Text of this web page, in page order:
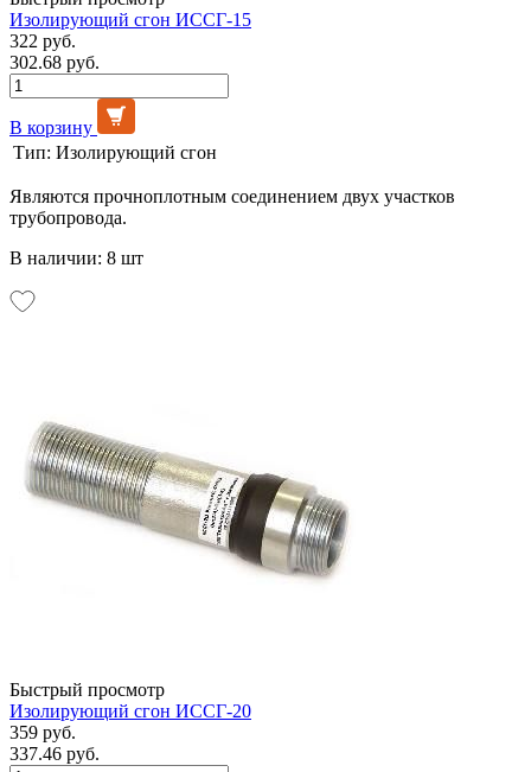
Изолирующий сгон ИССГ-15
322 руб.
302.68 руб.
В корзину
Тип: Изолирующий сгон
Являются прочноплотным соединением двух участков
трубопровода.
В наличии: 8 шт
Быстрый просмотр
Изолирующий сгон ИССГ-20
359 руб.
337.46 руб.